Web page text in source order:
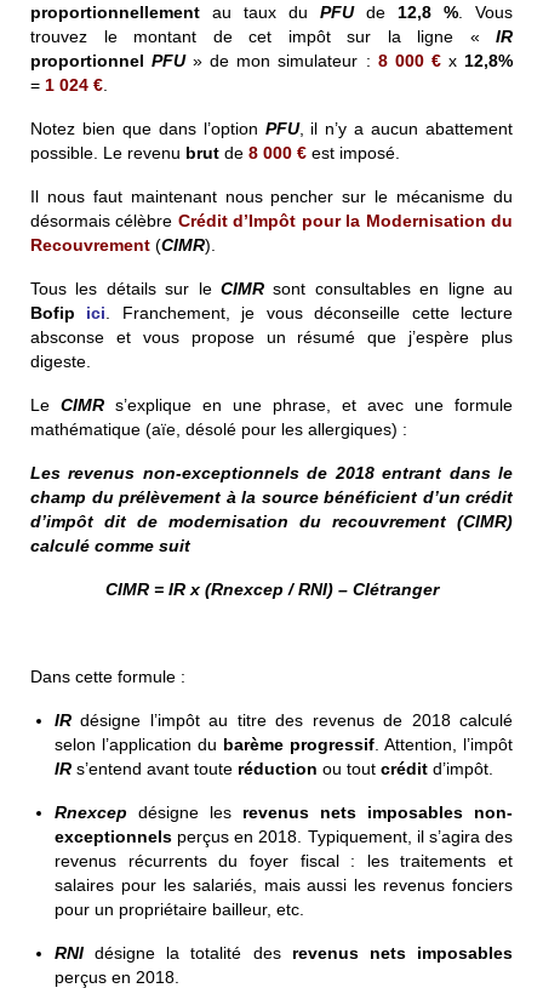
proportionnellement au taux du PFUde 12,8 % . Vous
trouvez le montant de cet impôt sur la ligne « IR
proportionnelPFU» de mon simulateur : 8 000 € x 12,8%
= 1 024 €
Notez bien que dans l’option PFU, il n’y a aucun abattement
possible. Le revenu brut de 8 000 € est imposé.
Il nous faut maintenant nous pencher sur le mécanisme du
désormais célèbre Crédit d’Impôt pour la Modernisation du
Recouvrement (CIMR).
Tous les détails sur le CIMR sont consultables en ligne au
Bofip
ici . Franchement, je vous déconseille cette lecture
absconse et vous propose un résumé que j’espère plus
digeste.
Le CIMR s’explique en une phrase, et avec une formule
mathématique (aïe, désolé pour les allergiques) :
Les revenus non-exceptionnels de 2018 entrant dans le
champ du prélèvement à la source bénéficient d’un crédit
d’impôt dit de modernisation du recouvrement (CIMR)
calculé comme suit
CIMR = IR x (Rnexcep / RNI) – CIétranger
Dans cette formule :
IR désigne l’impôt au titre des revenus de 2018 calculé
selon l’application du barème progressif . Attention, l’impôt
IR s’entend avant toute réduction ou tout crédit d’impôt.
Rnexcep désigne les revenus nets imposables
non-
exceptionnels perçus en 2018. Typiquement, il s’agira des
revenus récurrents du foyer fiscal : les traitements et
salaires pour les salariés, mais aussi les revenus fonciers
pour un propriétaire bailleur, etc.
RNI désigne la totalité des revenus nets imposables
perçus en 2018.